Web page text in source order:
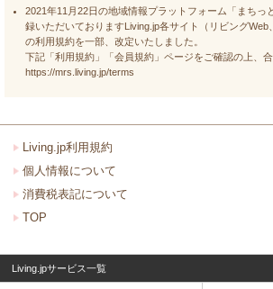
2021年11月22日の地域情報プラットフォーム「まちっ
録いただいておりますLiving.jp各サイト（リビングWeb
の利用規約を一部、改定いたしました。
下記「利用規約」「会員規約」ページをご確認の上、
https://mrs.living.jp/terms
Living.jp利用規約
個人情報について
消費税表記について
TOP
Living.jpサービス一覧